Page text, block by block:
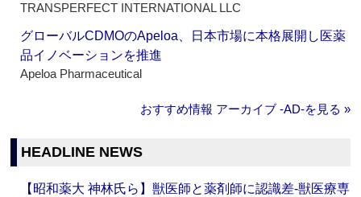
TRANSPERFECT INTERNATIONAL LLC
グローバルCDMOのApeloa、日本市場に本格展開し医薬
品イノベーションを推進
Apeloa Pharmaceutical
おすすめ情報 アーカイブ ‐AD‐を見る »
HEADLINE NEWS
【昭和薬大 神林氏ら】獣医師と薬剤師に認識差‐獣医療専